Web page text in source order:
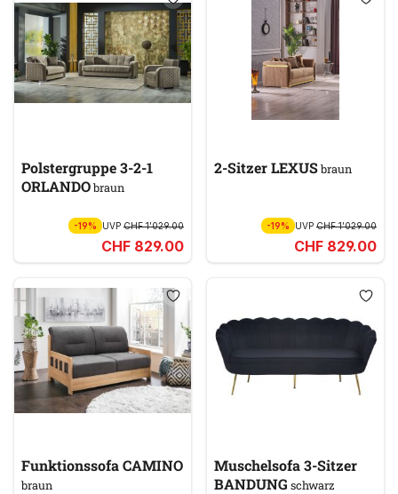
Polstergruppe 3-2-1
ORLANDObraun
-19% UVP CHF 1’029.00
CHF 829.00
2-Sitzer LEXUSbraun
-19% UVPCHF 1’029.00
CHF 829.00
Funktionssofa CAMINO
braun
Muschelsofa 3-Sitzer
BANDUNG schwarz